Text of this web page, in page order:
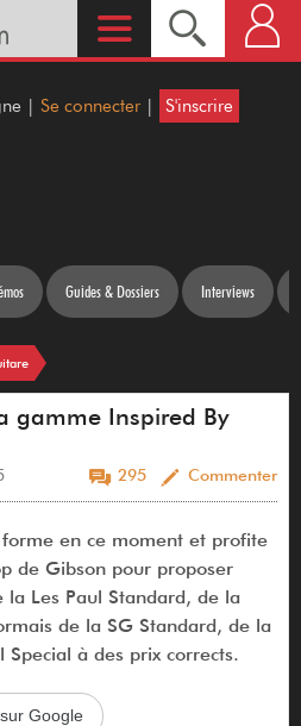
| Se connecter | S'inscrire
Guides & Dossiers Interviews
gamme Inspired By
295 Commenter
en ce moment et profite
de Gibson pour proposer
la Les Paul Standard, de la
de la SG Standard, de la
Special à des prix corrects.
Google